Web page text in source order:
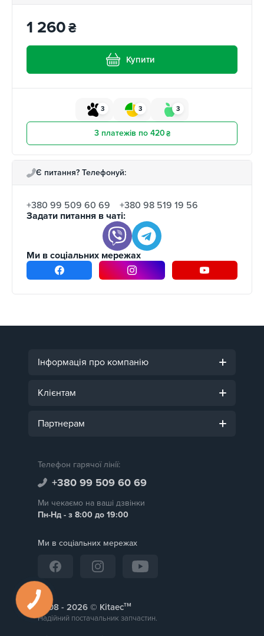
1 260₴
Купити
3 3 3
3 платежів по 420₴
Є питання? Телефонуй:
+380 99 509 60 69
+380 98 519 19 56
Задати питання в чаті:
Ми в соціальних мережах
Інформація про компанію
Клієнтам
Партнерам
Телефон гарячої лінії:
+380 99 509 60 69
Ми чекаємо на ваші дзвінки
Пн-Нд - з 8:00 до 19:00
Ми в соціальних мережах
2008 - © Kitaecтм
Надійний постачальник запчастин.